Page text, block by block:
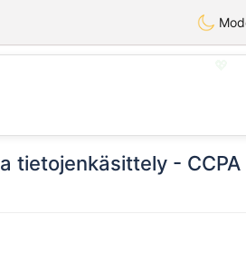
tietojenkäsittely - CCPA